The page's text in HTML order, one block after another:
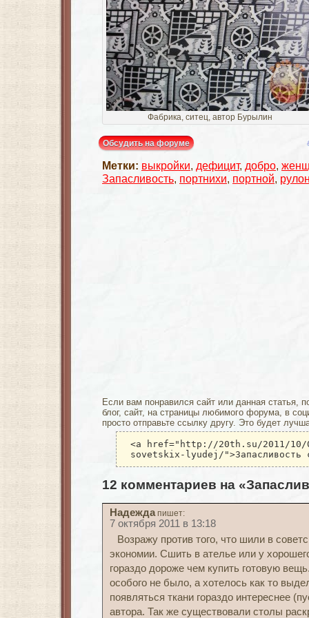
Фабрика, ситец, автор Бурылин
Обсудить на форуме
Метки: выкройки, дефицит, добро,
Запасливость, портнихи, портной,
Если вам понравился сайт или данная статья,
блог, сайт, на страницы любимого форума, в
просто отправьте ссылку другу. Это будет
<a href="http://20th.su/2011/
sovetskix-lyudej/">Запасливость
12 комментариев на
Надежда пишет:
7 октября 2011 в 13:18
Возражу против того, что шили в
экономии. Сшить в ателье или у
гораздо дороже чем купить готовую
особого не было, а хотелось как то
появляться ткани гораздо интереснее
автора. Так же существовали столы